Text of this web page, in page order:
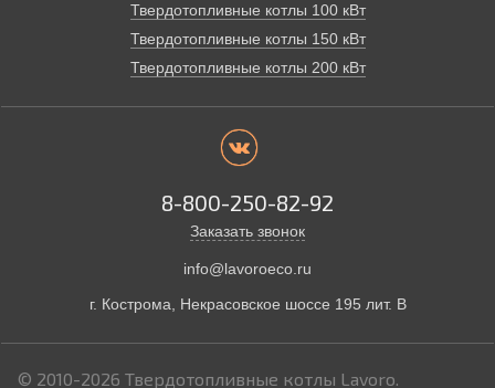
Твердотопливные котлы 100 кВт
Твердотопливные котлы 150 кВт
Твердотопливные котлы 200 кВт
8-800-250-82-92
Заказать звонок
info@lavoroeco.ru
г. Кострома, Некрасовское шоссе 195 лит. В
© 2010-2026 Твердотопливные котлы Lavoro.